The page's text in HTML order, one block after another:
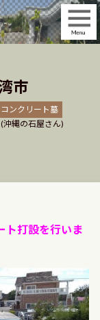
市
ンクリート墓
沖縄の石屋さん)
ト打設を行いま